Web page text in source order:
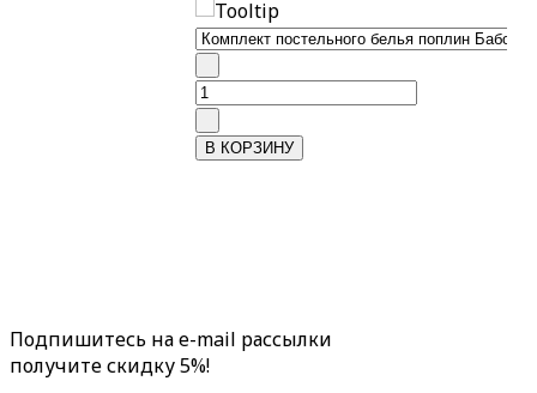
Подпишитесь на e-mail рассылки
получите скидку 5%!